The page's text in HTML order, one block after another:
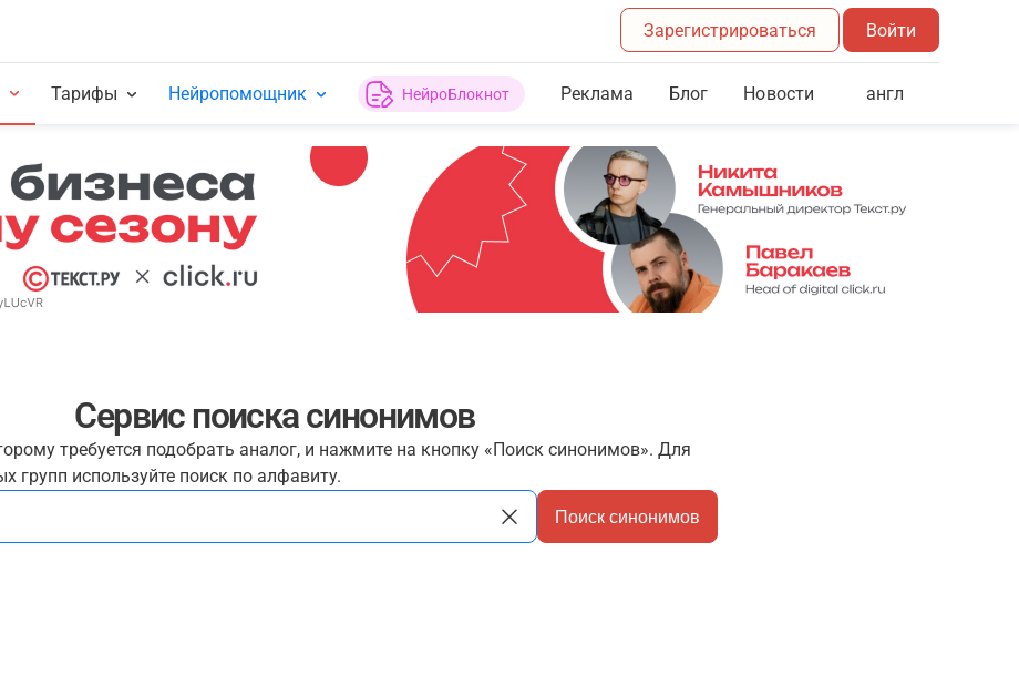
Зарегистрироваться Войти
Тарифы Нейропомощник НейроБлокнот Реклама Блог Новости англ
Сервис поиска синонимов
требуется подобрать аналог, и нажмите на кнопку «Поиск синонимов». Для
групп используйте поиск по алфавиту.
Поиск синонимов